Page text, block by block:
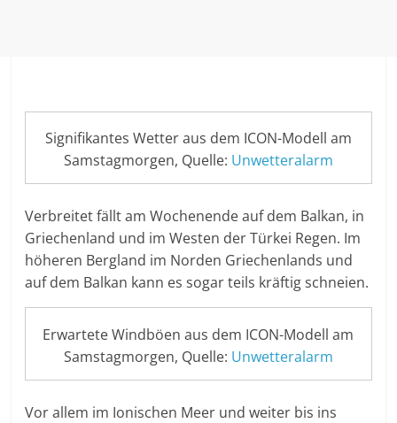
Signifikantes Wetter aus dem ICON-Modell am
Samstagmorgen, Quelle: Unwetteralarm
Verbreitet fällt am Wochenende auf dem Balkan, in
Griechenland und im Westen der Türkei Regen. Im
höheren Bergland im Norden Griechenlands und
auf dem Balkan kann es sogar teils kräftig schneien.
Erwartete Windböen aus dem ICON-Modell am
Samstagmorgen, Quelle: Unwetteralarm
Vor allem im Ionischen Meer und weiter bis ins